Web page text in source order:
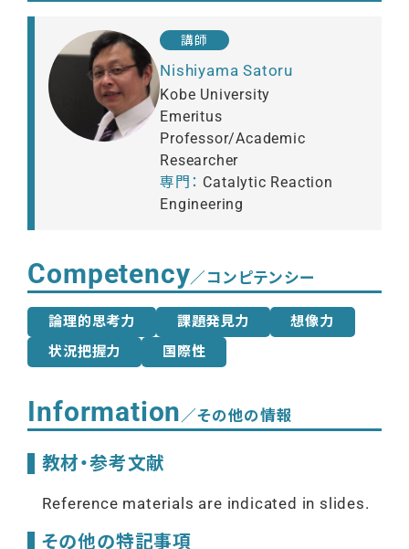
講師
Nishiyama Satoru
Kobe University
Emeritus
Professor/Academic
Researcher
Catalytic Reaction
Engineering
Competency／コンピテンシー
論理的思考力 課題発見力
想像力
状況把握力
国際性
Information ／その他の情報
教材・参考文献
Reference materials are indicated in slides.
その他の特記事項